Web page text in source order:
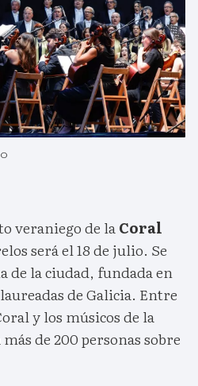
veraniego de laCoral
será el 18 de julio. Se
de la ciudad, fundada en
de Galicia. Entre
y los músicos de la
de 200 personas sobre